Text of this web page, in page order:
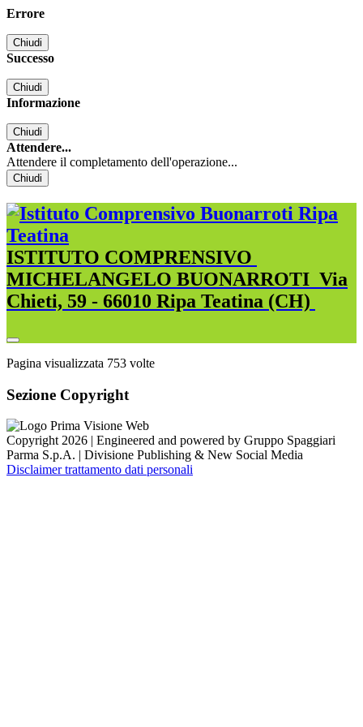
Errore
Chiudi
Successo
Chiudi
Informazione
Chiudi
Attendere...
Attendere il completamento dell'operazione...
Chiudi
ISTITUTO COMPRENSIVO
MICHELANGELO BUONARROTI Via
Chieti, 59 - 66010 Ripa Teatina (CH)
Pagina visualizzata 753 volte
Sezione Copyright
Copyright 2026 | Engineered and powered by Gruppo Spaggiari
Parma S.p.A. | Divisione Publishing & New Social Media
Disclaimer trattamento dati personali